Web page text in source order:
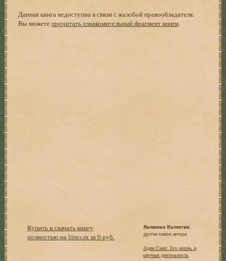
Данная книга недоступна в связи с жалобой правообладателя.
Вы можетепрочитать ознакомительный фрагмент книги.
Купить и скачать книгу
полностью на litres.ru за 0 руб.
Яковенко Валентин
другие книги автора:
Адам Смит. Его жизнь и
научная деятельность